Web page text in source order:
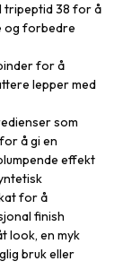
tripeptid 38 for å
og forbedre
for å
lepper med
som
å gi en
effekt
for å
finish
look, en myk
bruk eller